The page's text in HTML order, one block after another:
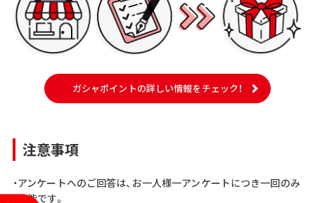
ガシャポイントの詳しい情報をチェック！
注意事項
・アンケートへのご回答は、お一人様一アンケートにつき一回のみ
可能です。